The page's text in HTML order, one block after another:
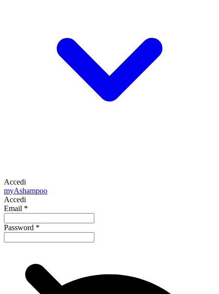
Accedi
myAshampoo
Accedi
Email *
Password *